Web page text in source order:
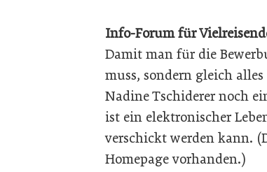
Info-Forum für
Damit man für die
muss, sondern gleich
Nadine Tschiderer noch
ist ein elektronischer
verschickt werden kann.
Homepage vorhanden.)